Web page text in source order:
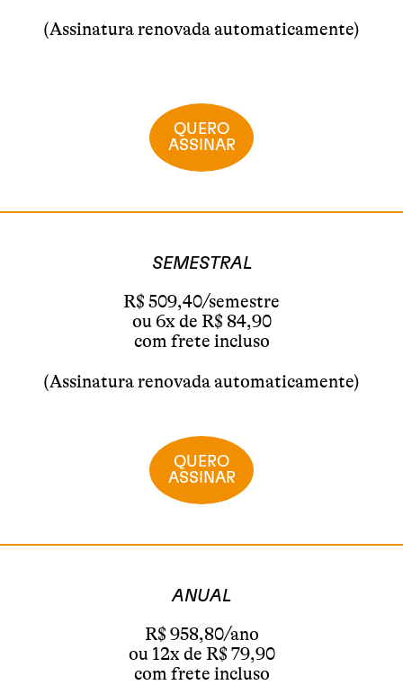
(Assinatura renovada automaticamente)
QUERO
ASSINAR
SEMESTRAL
R$ 509,40/semestre
ou 6x de R$ 84,90
com frete incluso
(Assinatura renovada automaticamente)
QUERO
ASSINAR
ANUAL
R$ 958,80/ano
ou 12x de R$ 79,90
com frete incluso